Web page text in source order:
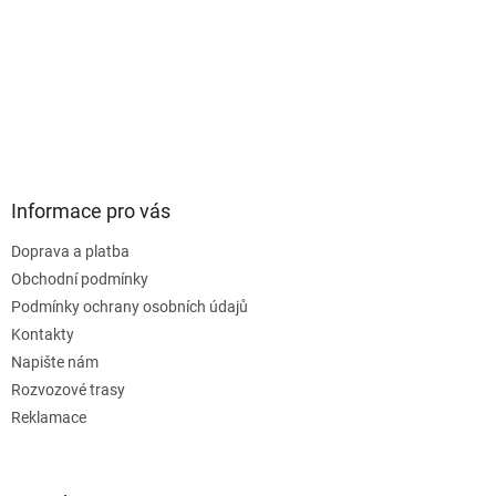
Informace pro vás
Doprava a platba
Obchodní podmínky
Podmínky ochrany osobních údajů
Kontakty
Napište nám
Rozvozové trasy
Reklamace